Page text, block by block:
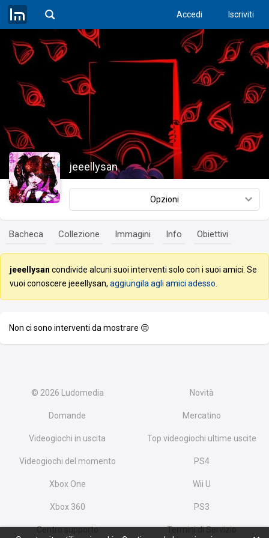
Accedi Iscriviti
jeeellysan
Opzioni
Bacheca Collezione Immagini Info Obiettivi
jeeellysan condivide alcuni suoi interventi solo con i suoi amici. Se
vuoi conoscere jeeellysan, aggiungila agli amici adesso
Non ci sono interventi da mostrare 😔
© 2026 Ludomedia Novità
Domande Mercatino
Videogiochi in uscita Top videogiochi ultime uscite
Videogiochi del momento PS4
Xbox One Wii U
Xbox 360 PS3
Centro supporto
Termini di Servizio